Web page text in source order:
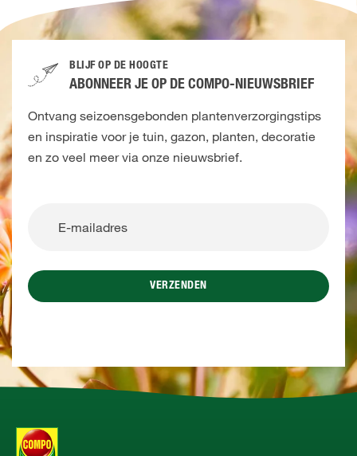
BLIJF OP DE HOOGTE
ABONNEER JE OP DE COMPO-NIEUWSBRIEF
Ontvang seizoensgebonden plantenverzorgingstips
en inspiratie voor je tuin, gazon, planten, decoratie
en zo veel meer via onze nieuwsbrief.
VERZENDEN